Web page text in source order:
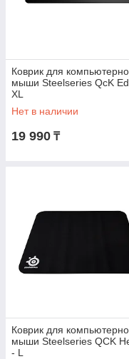
Коврик для
мыши Steelseries QcK
XL
Нет в наличии
19 990 ₸
Коврик для
мыши Steelseries QCK
- L